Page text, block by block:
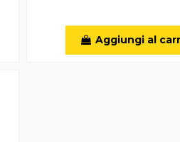
Aggiungi al